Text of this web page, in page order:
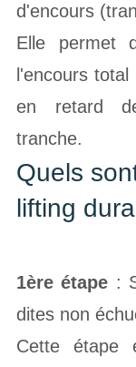
d'encours
Elle permet
l'encours
en retard
tranche.
Quels
lifting
1ère étape :
dites non
Cette étape